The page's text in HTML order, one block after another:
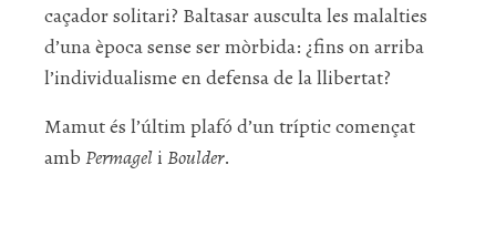
caçador solitari? Baltasar ausculta les malalties
d’una època sense ser mòrbida: ¿fins on arriba
l’individualisme en defensa de la llibertat?
Mamut és l’últim plafó d’un tríptic començat
amb Permageli Boulder.